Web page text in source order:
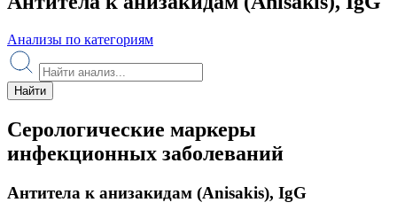
Анализы по категориям
Найти
Серологические маркеры
инфекционных заболеваний
Антитела к анизакидам (Anisakis), IgG